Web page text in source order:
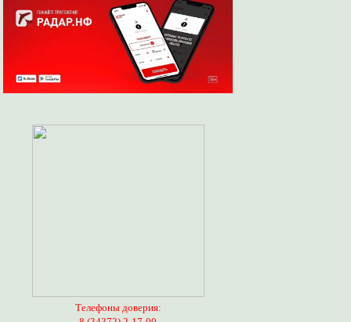
Телефоны доверия: